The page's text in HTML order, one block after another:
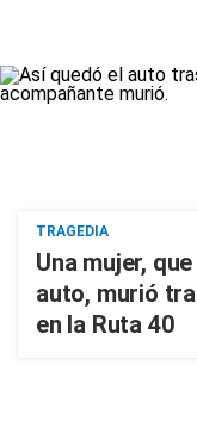
TRAGEDIA
Una mujer,
auto, murió
en la Ruta 40